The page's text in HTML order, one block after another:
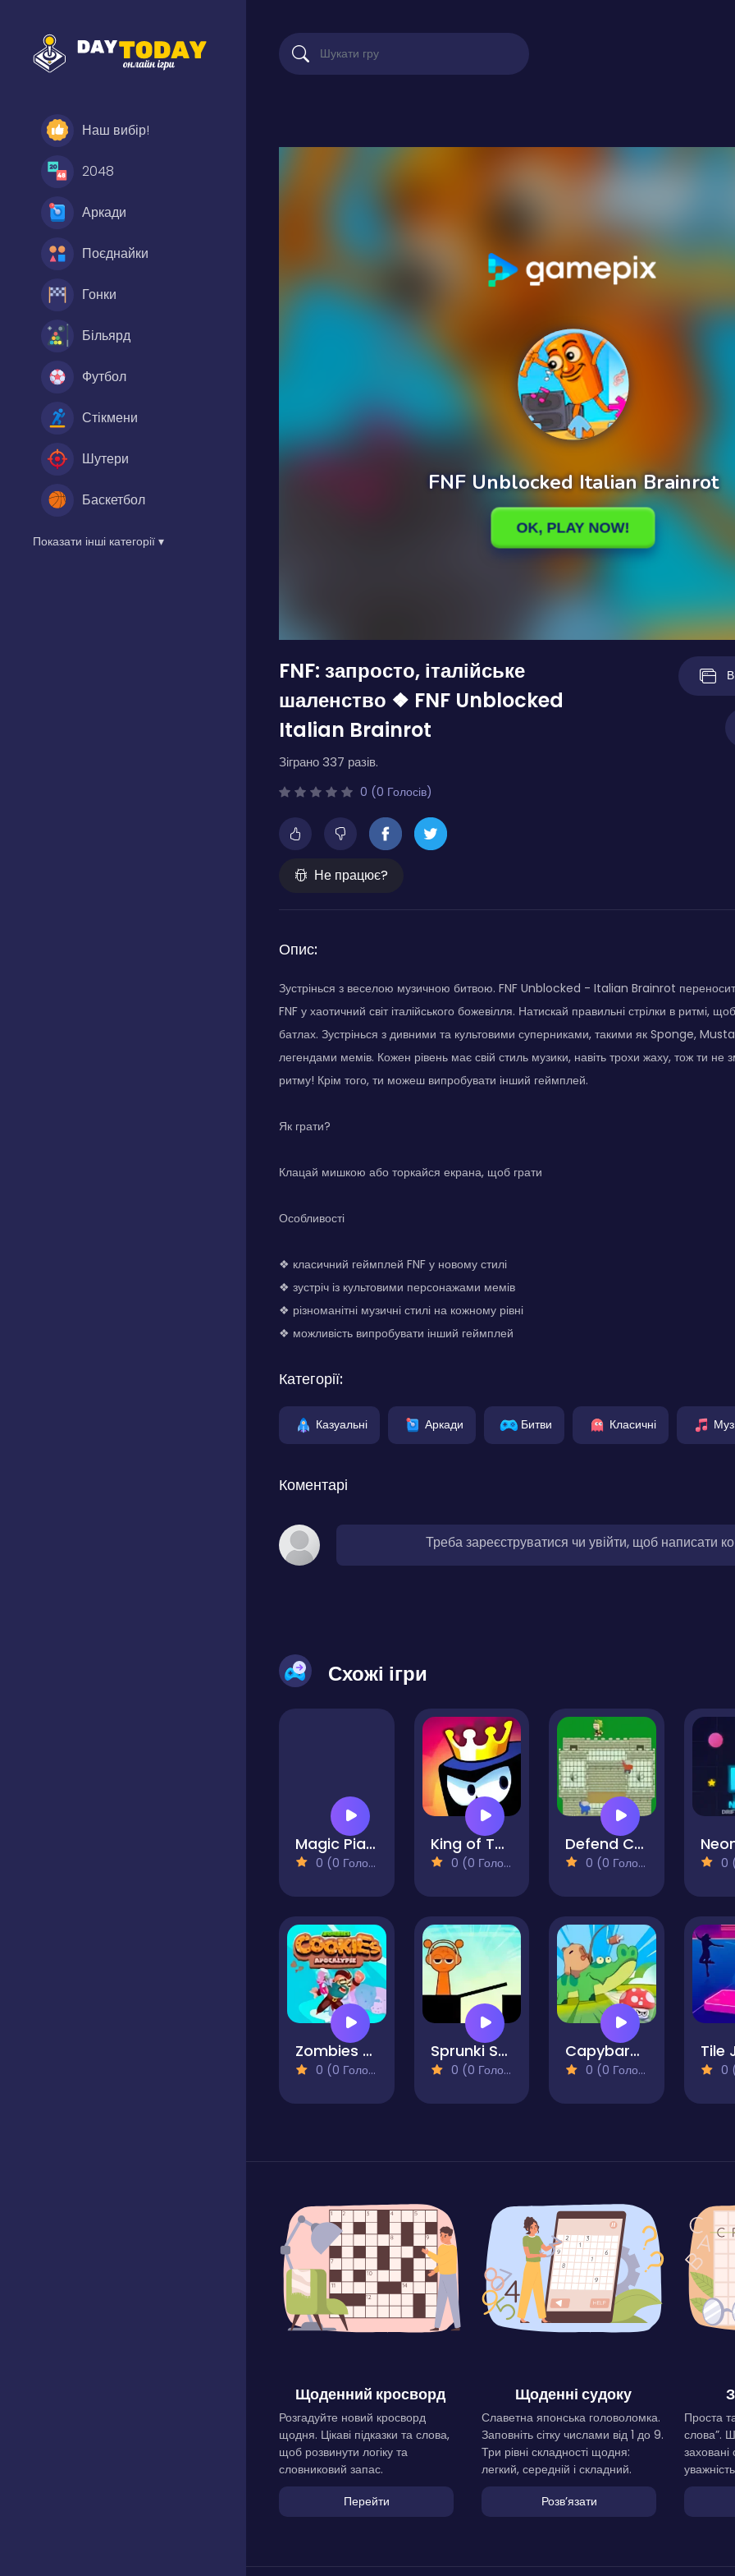
Наш вибір!
2048
Аркади
Поєднайки
Гонки
Більярд
Футбол
Стікмени
Шутери
Баскетбол
Показати інші категорії ▾
FNF: запросто, італійське
шаленство ❖ FNF Unblocked
Italian Brainrot
Зіграно 337 разів.
0 (0 Голосів)
Не працює?
Опис:
Зустрінься з веселою музичною битвою. FNF Unblocked - Italian Brainrot
FNF у хаотичний світ італійського божевілля. Натискай правильні стрілки в ритмі,
батлах. Зустрінься з дивними та культовими суперниками, такими як Sponge,
легендами мемів. Кожен рівень має свій стиль музики, навіть трохи жаху, тож ти не
ритму! Крім того, ти можеш випробувати інший геймплей.
Як грати?
Клацай мишкою або торкайся екрана, щоб грати
Особливості
❖ класичний геймплей FNF у новому стилі
❖ зустріч із культовими персонажами мемів
❖ різноманітні музичні стилі на кожному рівні
❖ можливість випробувати інший геймплей
Категорії:
Казуальні Аркади Битви Класичні
Коментарі
Треба зареєструватися чи увійти, щоб написати
Схожі ігри
Magic Piano Music
0 (0 Голосів)
King of Thieves
0 (0 Голосів)
Defend Castle
0 (0 Голосів) 0
Zombies Cookies Apocalypse
0 (0 Голосів)
Sprunki Stick
0 (0 Голосів)
Capybara Go!
0 (0 Голосів) 0
Щоденний кросворд
Розгадуйте новий кросворд
щодня. Цікаві підказки та слова,
щоб розвинути логіку та
словниковий запас.
Перейти
Щоденні судоку
Славетна японська головоломка.
Заповніть сітку числами від 1 до 9.
Три рівні складності щодня:
легкий, середній і складний.
Розвʼязати
Проста
слова”.
заховані